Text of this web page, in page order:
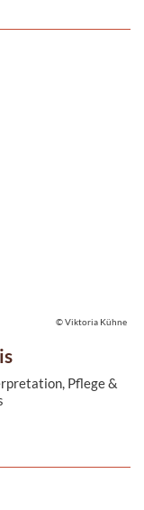
Pflege &
© Viktoria Kühne